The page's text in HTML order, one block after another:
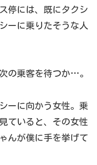
停には、既にタクシ
ーに乗りたそうな人
の乗客を待つか…。
ーに向かう女性。乗
ていると、その女性
んが僕に手を挙げて